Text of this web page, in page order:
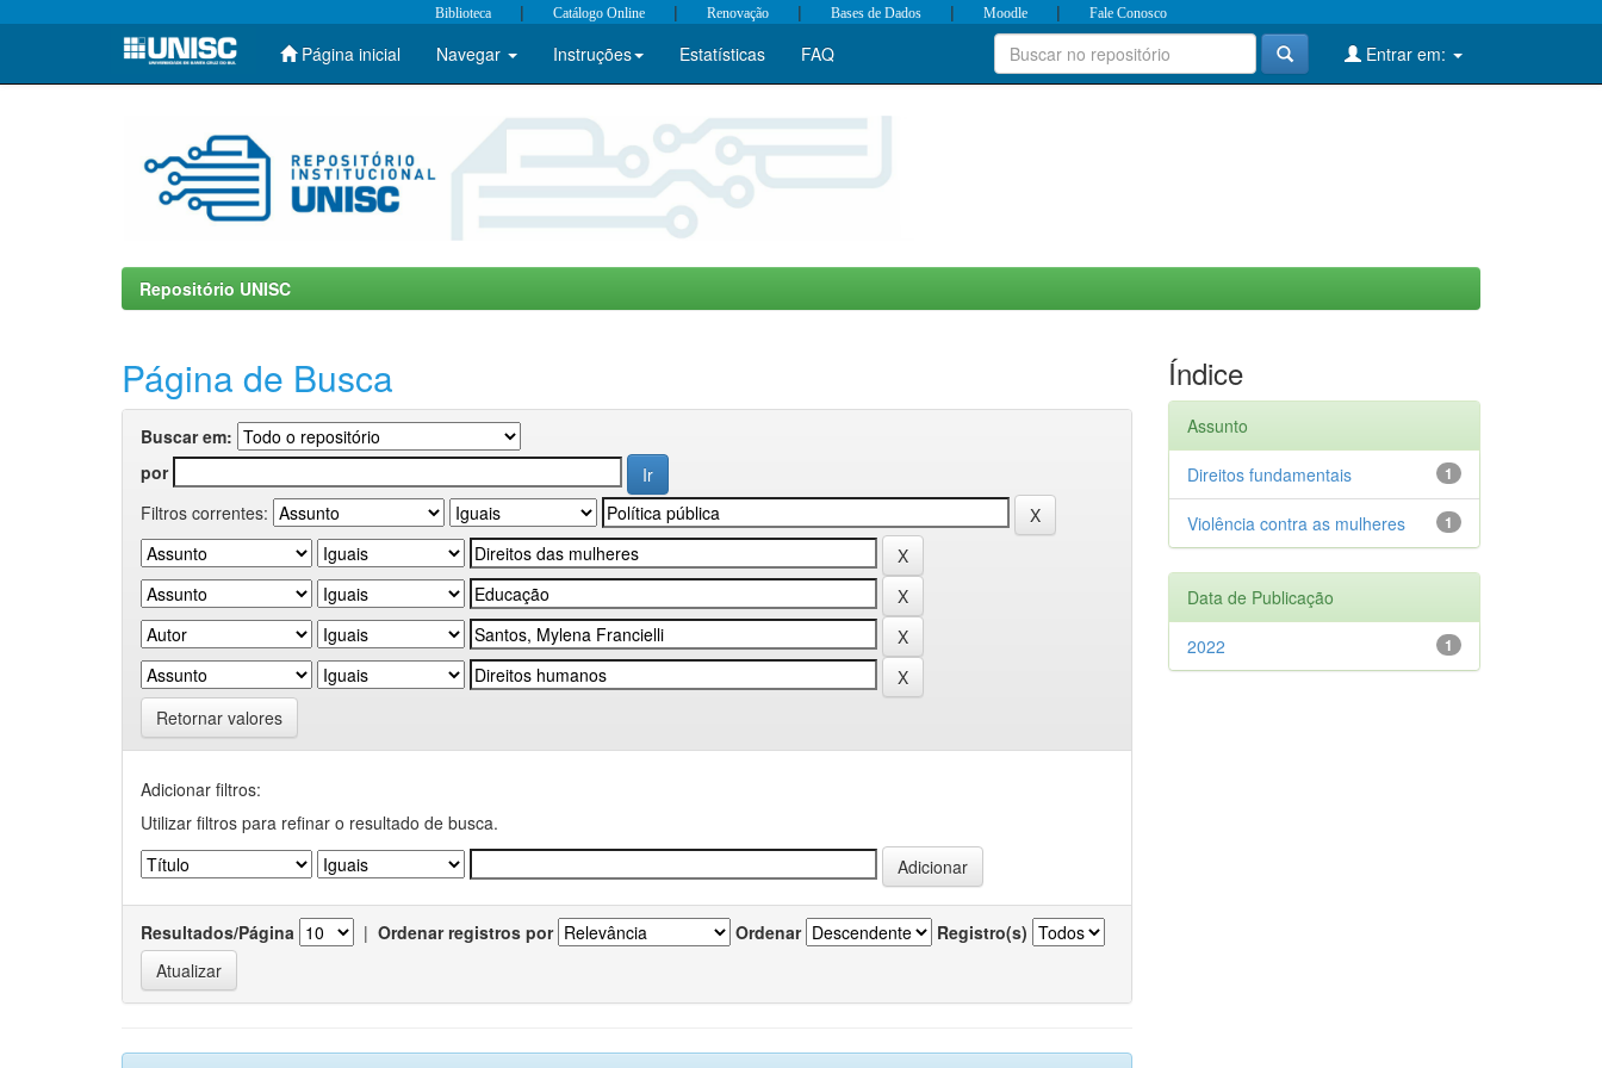
Skip
Biblioteca | Catálogo Online | Renovação | Bases de Dados | Moodle | Fale Conosco
Página inicial Navegar Instruções Estatísticas FAQ Entrar em:
Repositório UNISC
Página de Busca
Buscar em:
por
Filtros correntes:
Retornar valores
Adicionar filtros:
Utilizar filtros para refinar o resultado de busca.
Resultados/Página | Ordenar registros por Ordenar Registro(s)
Índice
Assunto
1
Direitos fundamentais
1
Violência contra as mulheres
Data de Publicação
1
2022